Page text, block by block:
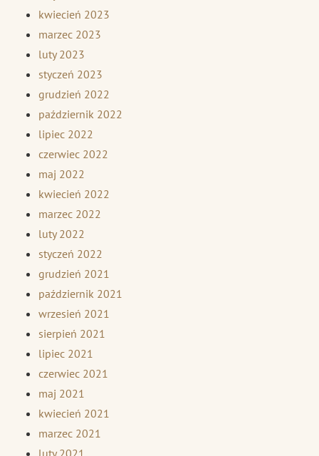
kwiecień 2023
marzec 2023
luty 2023
styczeń 2023
grudzień 2022
październik 2022
lipiec 2022
czerwiec 2022
maj 2022
kwiecień 2022
marzec 2022
luty 2022
styczeń 2022
grudzień 2021
październik 2021
wrzesień 2021
sierpień 2021
lipiec 2021
czerwiec 2021
maj 2021
kwiecień 2021
marzec 2021